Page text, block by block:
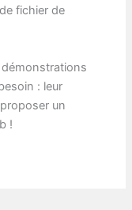
fichier de
démonstrations
: leur
un
!